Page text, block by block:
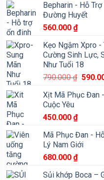
Bepharin - Hỗ
Đường Huyết
560.000₫
Kẹo Ngậm Xpro -
Cường Sinh Lực,
Như Tuổi 18
790.000₫ Giá
là:
Xịt Mã Phục Đan
Cuộc Yêu
450.000₫
Mã Phục Đan -
Lý Nam Giới
680.000₫
Sủi khớp Boca –